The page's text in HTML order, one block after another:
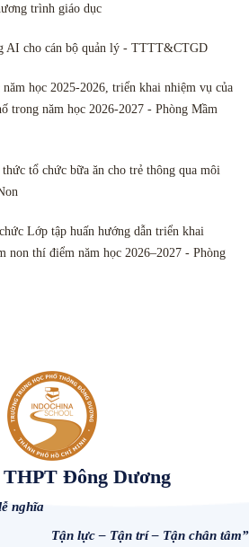
trình giáo dục
AI cho cán bộ quản lý - TTTT&CTGD
học 2025-2026, triển khai nhiệm vụ của
trong năm học 2026-2027 - Phòng Mầm
tổ chức bữa ăn cho trẻ thông qua môi
Lớp tập huấn hướng dẫn triển khai
non thí điểm năm học 2026–2027 - Phòng
Đông Dương
nghĩa
Tận lực – Tận trí – Tận chân tâm”